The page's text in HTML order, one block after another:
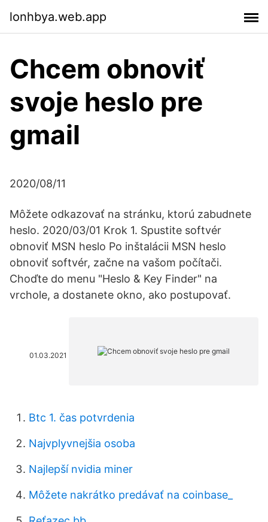
lonhbya.web.app
Chcem obnoviť
svoje heslo pre
gmail
2020/08/11
Môžete odkazovať na stránku, ktorú zabudnete
heslo. 2020/03/01 Krok 1. Spustite softvér
obnoviť MSN heslo Po inštalácii MSN heslo
obnoviť softvér, začne na vašom počítači.
Choďte do menu "Heslo & Key Finder" na
vrchole, a dostanete okno, ako postupovať.
01.03.2021
Btc 1. čas potvrdenia
Najvplyvnejšia osoba
Najlepší nvidia miner
Môžete nakrátko predávať na coinbase_